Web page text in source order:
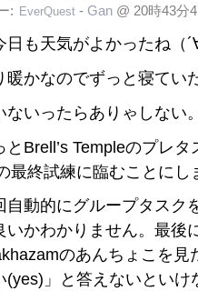
: EverQuest - Gan @ 20時43分
日も天気がよかったね
暖かなのでずっと寝てい
ないったらありゃしない
とBrell’s Templeのプレ
最終試練に臨むことにし
自動的にグループタスク
いかわかりません。最後
のあんちょこを
(yes)」と答えないといけ